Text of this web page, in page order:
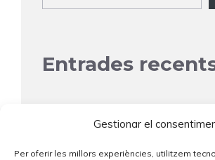
Gestionar el
Per oferir les millors experiències, utilitzem
Entrades
Comentaris